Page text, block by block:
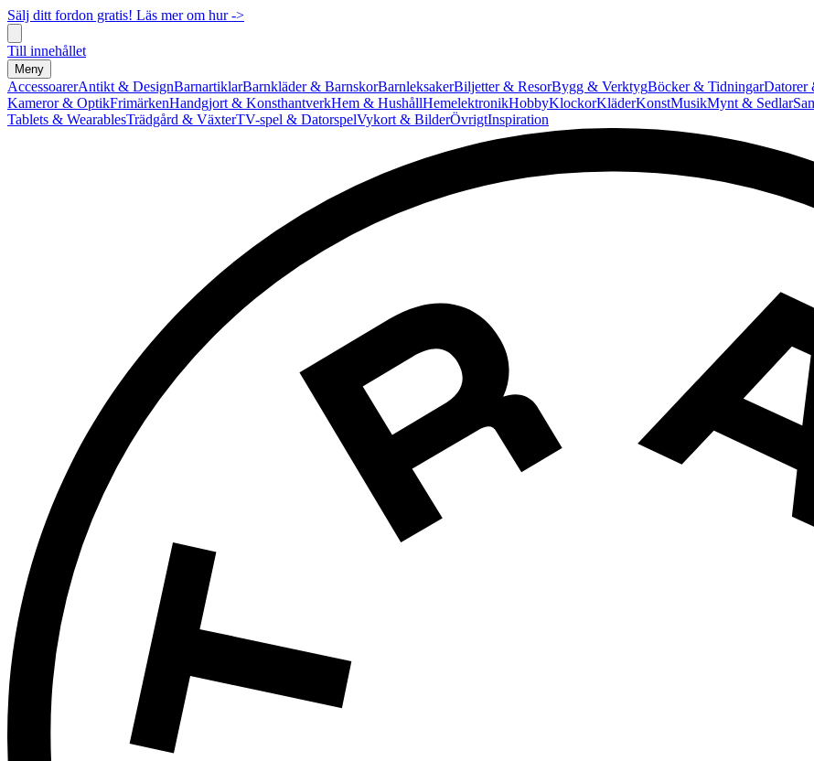
Sälj ditt fordon gratis! Läs mer om hur ->
Till innehållet
Meny
AccessoarerAntikt & DesignBarnartiklarBarnkläder & BarnskorBarnleksakerBiljetter & ResorBygg & VerktygBöcker & TidningarDatorer
Kameror & OptikFrimärkenHandgjort & KonsthantverkHem & HushållHemelektronikHobbyKlockorKläderKonstMusikMynt & Sedlar
Tablets & WearablesTrädgård & VäxterTV-spel & DatorspelVykort & BilderÖvrigtInspiration